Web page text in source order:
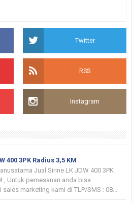
Twitter
RSS
Instagram
400 3PK Radius 3,5 KM
Jual Sirine LK JDW 400 3PK
, Untuk pemesanan anda bisa
marketing kami di TLP/SMS : 08...